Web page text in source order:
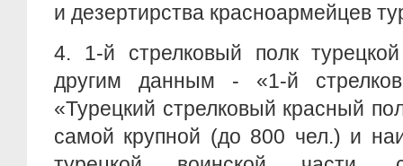
и дезертирства красноармейцев
4.
1-й стрелковый полк
другим данным - «1-й
«Турецкий стрелковый красный
самой крупной (до 800 чел.) и